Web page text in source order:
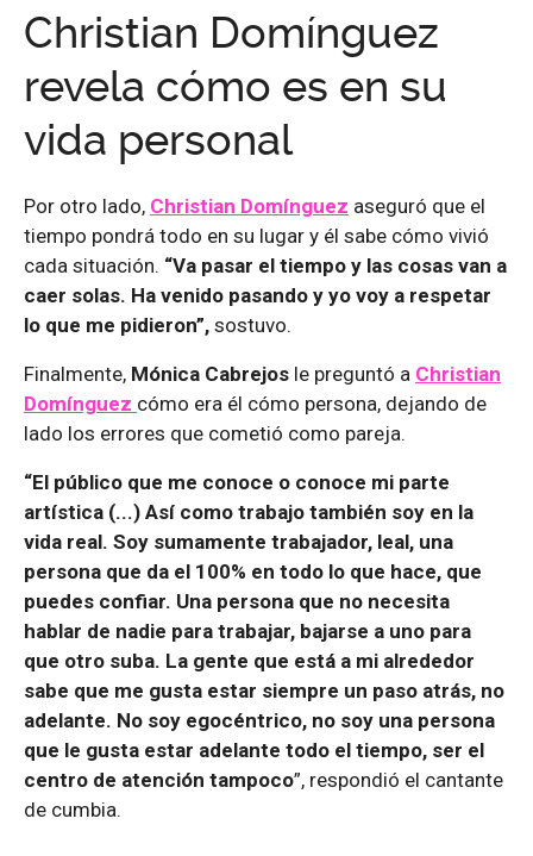
Christian Domínguez
revela cómo es en su
vida personal
Por otro lado, Christian Domínguez aseguró que el
tiempo pondrá todo en su lugar y él sabe cómo vivió
cada situación. “Va pasar el tiempo y las cosas van a
caer solas. Ha venido pasando y yo voy a respetar
lo que me pidieron”, sostuvo.
Finalmente, Mónica Cabrejos le preguntó a Christian
Domínguez cómo era él cómo persona, dejando de
lado los errores que cometió como pareja.
“El público que me conoce o conoce mi parte
artística (...) Así como trabajo también soy en la
vida real. Soy sumamente trabajador, leal, una
persona que da el 100% en todo lo que hace, que
puedes confiar. Una persona que no necesita
hablar de nadie para trabajar, bajarse a uno para
que otro suba. La gente que está a mi alrededor
sabe que me gusta estar siempre un paso atrás, no
adelante. No soy egocéntrico, no soy una persona
que le gusta estar adelante todo el tiempo, ser el
centro de atención tampoco”, respondió el cantante
de cumbia.